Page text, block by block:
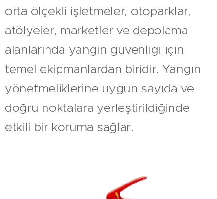
orta ölçekli işletmeler, otoparklar,
atölyeler, marketler ve depolama
alanlarında yangın güvenliği için
temel ekipmanlardan biridir. Yangın
yönetmeliklerine uygun sayıda ve
doğru noktalara yerleştirildiğinde
etkili bir koruma sağlar.